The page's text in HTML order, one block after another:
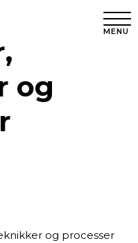
MENU
og
og processer